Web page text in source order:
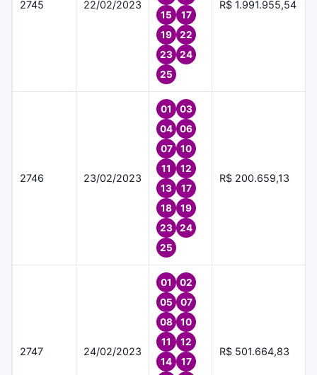
2745 22/02/2023
15
17
19
22
23
24
25
R$ 1.991.955,54
2746 23/02/2023
01
03
04
06
07
10
11
12
13
17
18
19
23
24
25
R$ 200.659,13
2747 24/02/2023
01
02
05
07
08
10
11
12
14
17
R$ 501.664,83